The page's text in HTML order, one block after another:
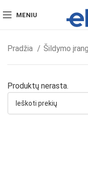
MENIU
Pradžia Šildymo
Produktų nerasta.